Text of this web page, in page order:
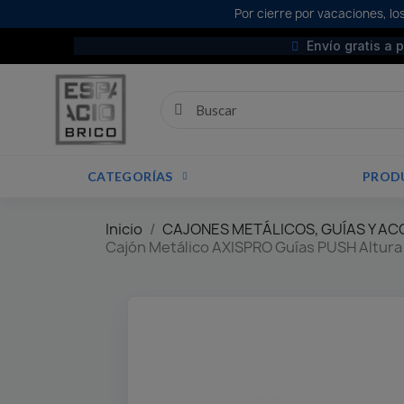
Por cierre por vacaciones,
Envío gratis a
CATEGORÍAS
Inicio
CAJONES METÁLICOS, GUÍAS Y
Cajón Metálico AXISPRO Guías PUSH